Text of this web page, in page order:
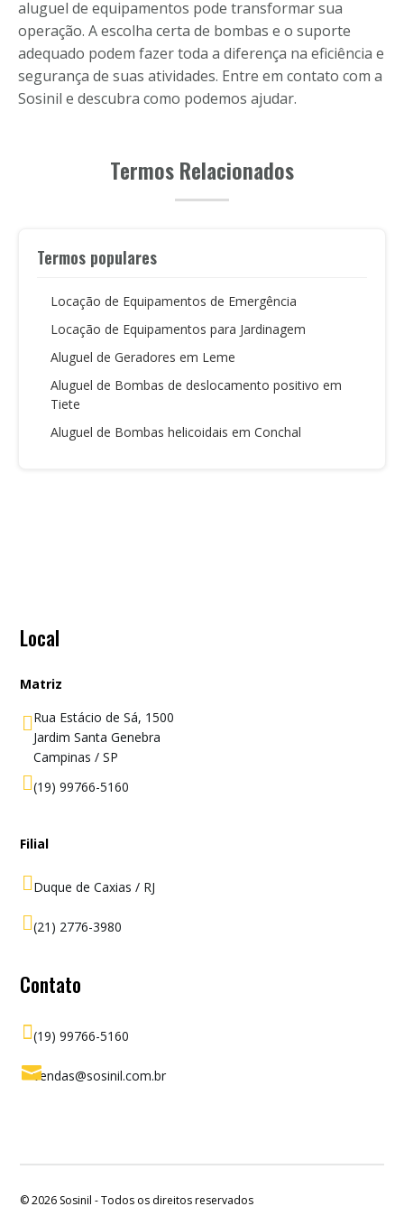
aluguel de equipamentos pode transformar sua
operação. A escolha certa de bombas e o suporte
adequado podem fazer toda a diferença na eficiência e
segurança de suas atividades. Entre em contato com a
Sosinil e descubra como podemos ajudar.
Termos Relacionados
Termos populares
Locação de Equipamentos de Emergência
Locação de Equipamentos para Jardinagem
Aluguel de Geradores em Leme
Aluguel de Bombas de deslocamento positivo em
Tiete
Aluguel de Bombas helicoidais em Conchal
Local
Matriz
Rua Estácio de Sá, 1500
Jardim Santa Genebra
Campinas / SP
(19) 99766-5160
Filial
Duque de Caxias / RJ
(21) 2776-3980
Contato
(19) 99766-5160
vendas@sosinil.com.br
© 2026 Sosinil - Todos os direitos reservados